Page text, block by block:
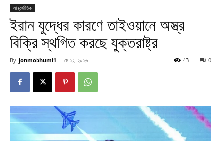
আন্তর্জাতিক
ইরান যুদ্ধের কারণে তাইওয়ানে অস্ত্র
বিক্রি স্থগিত করছে যুক্তরাষ্ট্র
By jonmobhumi1 - মে ২২, ২০২৬ 0
43